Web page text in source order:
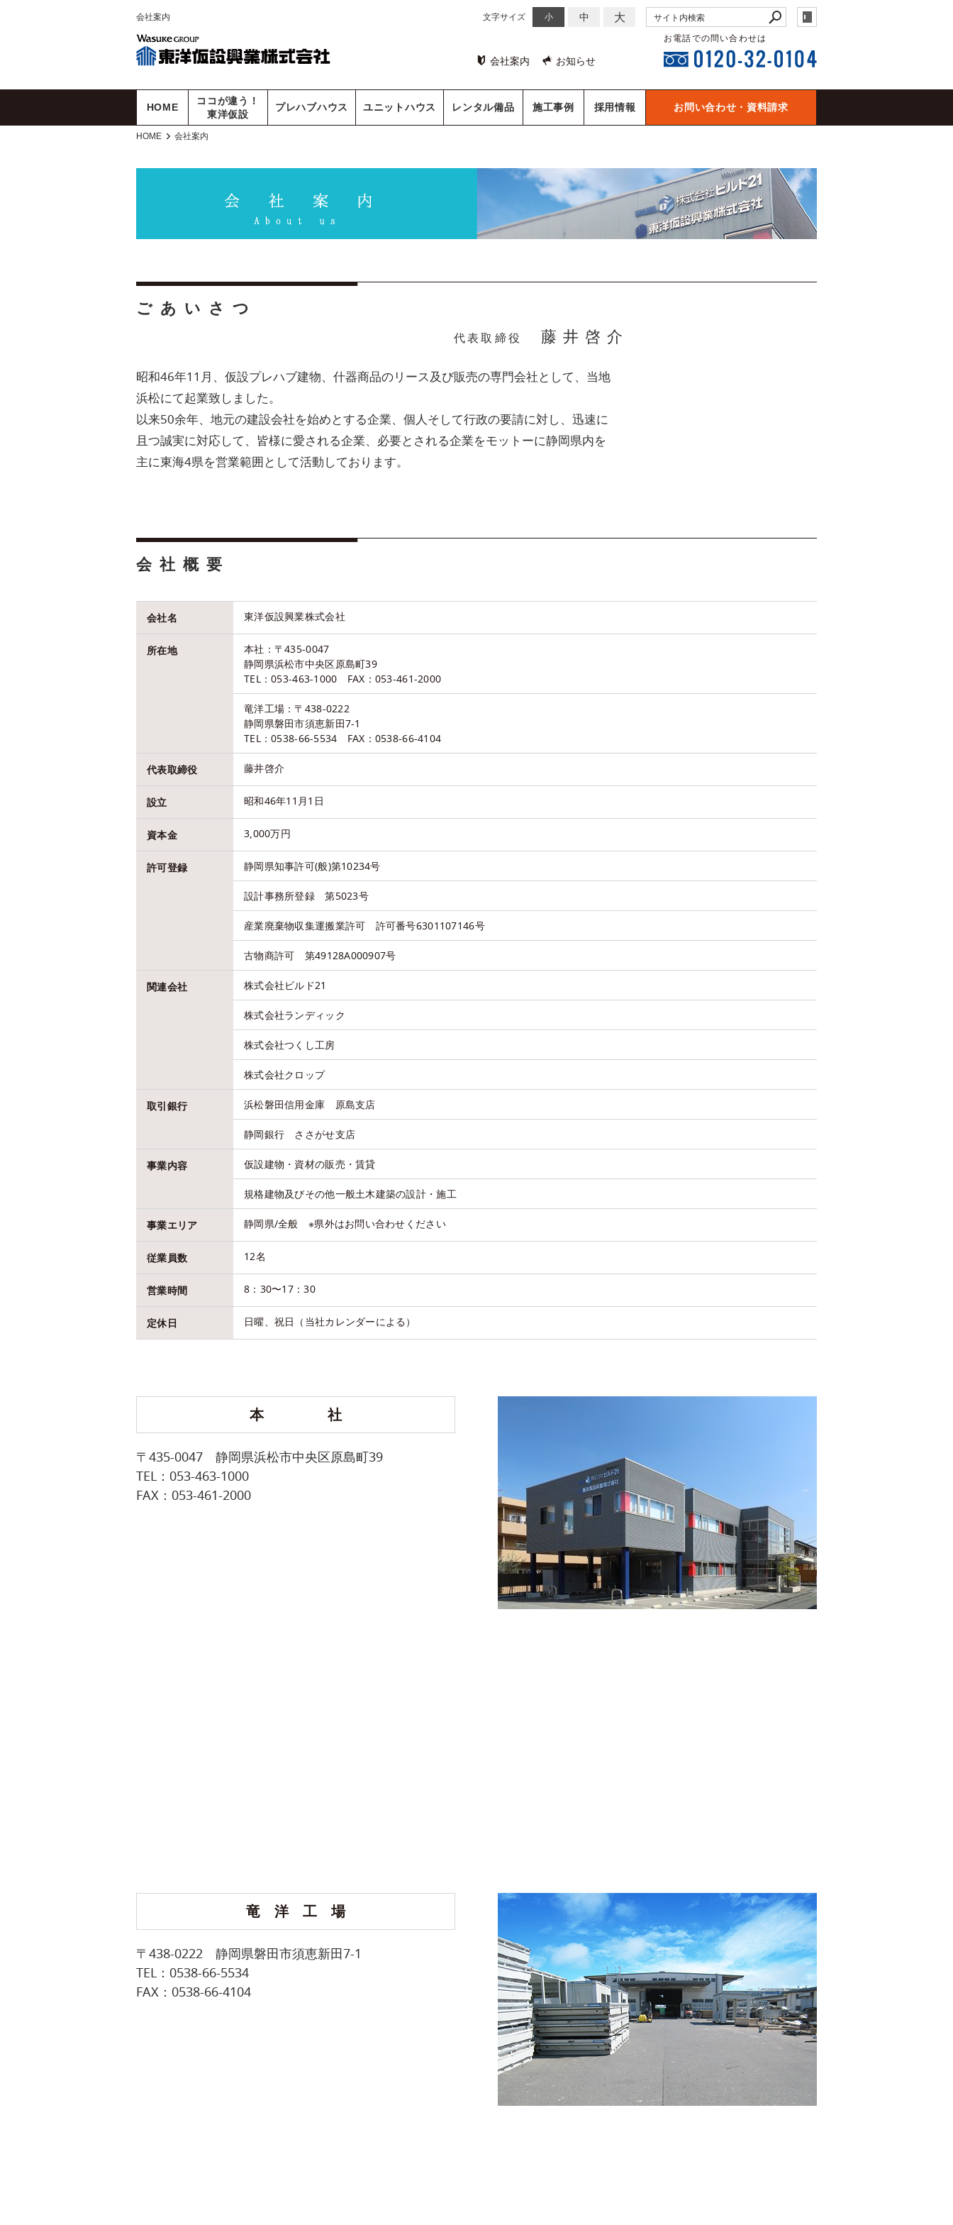
会社案内 文字サイズ 小 中 大
会社案内 お知らせ
お電話での問い合わせは
HOME
ココが違う！
東洋仮設
プレハブハウス ユニットハウス レンタル備品 施工事例 採用情報 お問い合わせ・資料請求
HOME 会社案内
ごあいさつ
昭和46年11月、仮設プレハブ建物、什器商品のリース及び販売の専門会社として、当地
浜松にて起業致しました。
以来50余年、地元の建設会社を始めとする企業、個人そして行政の要請に対し、迅速に
且つ誠実に対応して、皆様に愛される企業、必要とされる企業をモットーに静岡県内を
主に東海4県を営業範囲として活動しております。
代表取締役 藤井啓介
会社概要
会社名 東洋仮設興業株式会社
所在地
本社：〒435-0047
静岡県浜松市中央区原島町39
TEL：053-463-1000 FAX：053-461-2000
竜洋工場：〒438-0222
静岡県磐田市須恵新田7-1
TEL：0538-66-5534 FAX：0538-66-4104
代表取締役 藤井啓介
設立 昭和46年11月1日
資本金 3,000万円
許可登録 静岡県知事許可(般)第10234号
設計事務所登録 第5023号
産業廃棄物収集運搬業許可 許可番号6301107146号
古物商許可 第49128A000907号
関連会社 株式会社ビルド21
株式会社ランディック
株式会社つくし工房
株式会社クロップ
取引銀行 浜松磐田信用金庫 原島支店
静岡銀行 ささがせ支店
事業内容 仮設建物・資材の販売・賃貸
規格建物及びその他一般土木建築の設計・施工
事業エリア 静岡県/全般 ※県外はお問い合わせください
従業員数 12名
営業時間 8：30〜17：30
定休日 日曜、祝日（当社カレンダーによる）
本 社
〒435-0047 静岡県浜松市中央区原島町39
TEL：053-463-1000
FAX：053-461-2000
竜洋工場
〒438-0222 静岡県磐田市須恵新田7-1
TEL：0538-66-5534
FAX：0538-66-4104